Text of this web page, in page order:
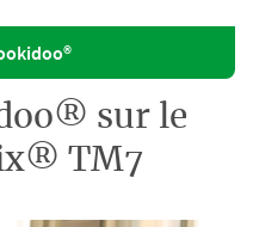
sur le
TM7